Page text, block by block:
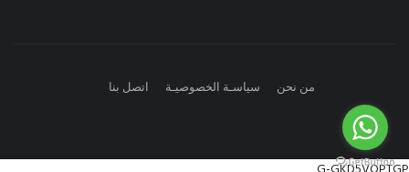
من نحن سياسـة الخصوصيـة اتصل بنا